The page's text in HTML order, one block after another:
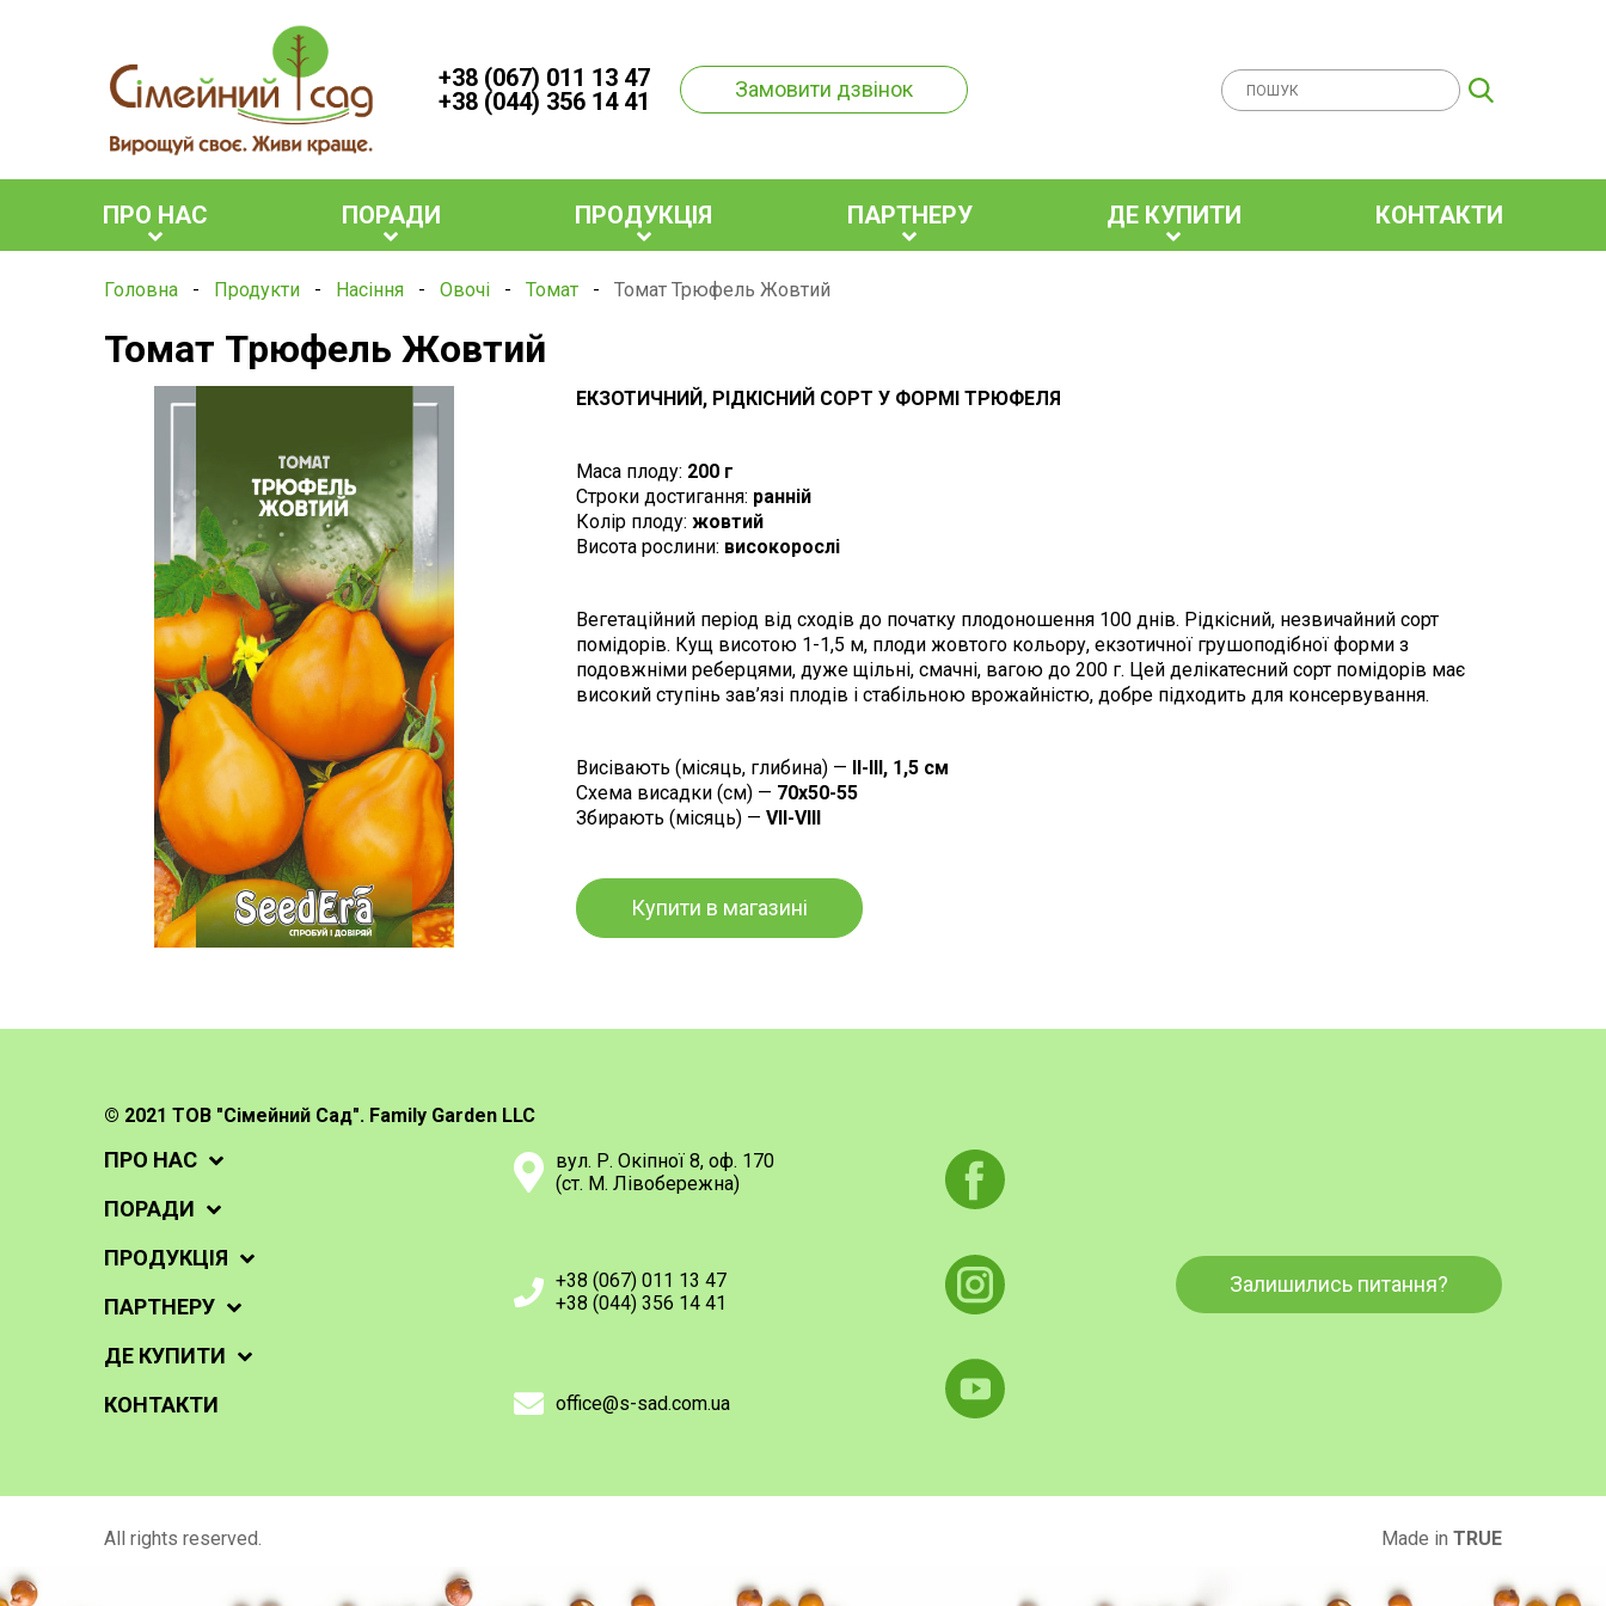
+38 (067) 011 13 47
+38 (044) 356 14 41
Замовити дзвінок
ПРО НАС ПОРАДИ ПРОДУКЦІЯ ПАРТНЕРУ ДЕ КУПИТИ КОНТАКТИ
Головна - Продукти - Насіння - Овочі - Томат - Томат Трюфель Жовтий
Томат Трюфель Жовтий
ЕКЗОТИЧНИЙ, РІДКІСНИЙ СОРТ У ФОРМІ ТРЮФЕЛЯ
Маса плоду: 200 г
Строки достигання: ранній
Колір плоду: жовтий
Висота рослини: високорослі
Вегетаційний період від сходів до початку плодоношення 100 днів. Рідкісний, незвичайний сорт
помідорів. Кущ висотою 1-1,5 м, плоди жовтого кольору, екзотичної грушоподібної форми з
подовжніми реберцями, дуже щільні, смачні, вагою до 200 г. Цей делікатесний сорт помідорів має
високий ступінь зав’язі плодів і стабільною врожайністю, добре підходить для консервування.
Висівають (місяць, глибина) — II-III, 1,5 см
Схема висадки (см) — 70х50-55
Збирають (місяць) — VII-VIII
Купити в магазині
© 2021 ТОВ "Сімейний Сад". Family Garden LLC
ПРО НАС
ПОРАДИ
ПРОДУКЦІЯ
ПАРТНЕРУ
ДЕ КУПИТИ
КОНТАКТИ
вул. Р. Окіпної 8, оф. 170
(ст. М. Лівобережна)
+38 (067) 011 13 47
+38 (044) 356 14 41
office@s-sad.com.ua
Залишились питання?
All rights reserved. Made in TRUE